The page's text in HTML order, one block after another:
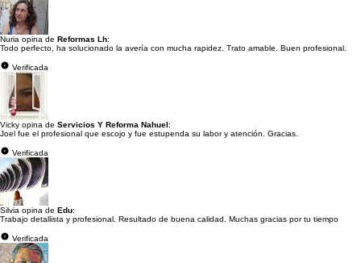
Nuria opina de Reformas Lh:
Todo perfecto, ha solucionado la avería con mucha rapidez. Trato amable. Buen profesional.
Verificada
Vicky opina de Servicios Y Reforma Nahuel:
Joel fue el profesional que escojo y fue estupenda su labor y atención. Gracias.
Verificada
Silvia opina de Edu:
Trabajo detallista y profesional. Resultado de buena calidad. Muchas gracias por tu tiempo
Verificada